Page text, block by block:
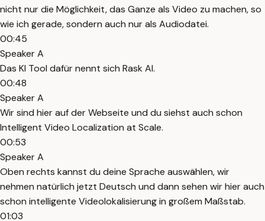
nicht nur die Möglichkeit, das Ganze als Video zu machen, so
wie ich gerade, sondern auch nur als Audiodatei.
00:45
Speaker A
Das KI Tool dafür nennt sich Rask AI.
00:48
Speaker A
Wir sind hier auf der Webseite und du siehst auch schon
Intelligent Video Localization at Scale.
00:53
Speaker A
Oben rechts kannst du deine Sprache auswählen, wir
nehmen natürlich jetzt Deutsch und dann sehen wir hier auch
schon intelligente Videolokalisierung in großem Maßstab.
01:03